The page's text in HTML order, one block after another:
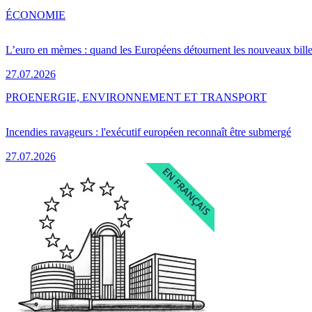
L’euro en mèmes : quand les Européens détournent les nouveaux
27.07.2026
ÉCONOMIE
Incendies ravageurs : l'exécutif européen reconnaît être submergé
27.07.2026
PROENERGIE, ENVIRONNEMENT ET TRANSPORT